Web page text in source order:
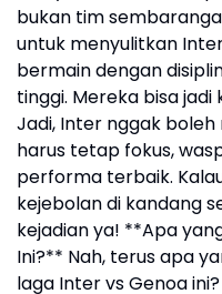
bukan tim
untuk menyulitkan
bermain dengan
tinggi. Mereka bisa
Jadi, Inter nggak
harus tetap fokus,
performa terbaik.
kejebolan di kandang
kejadian ya! **Apa
Ini?** Nah, terus apa
laga Inter vs Genoa